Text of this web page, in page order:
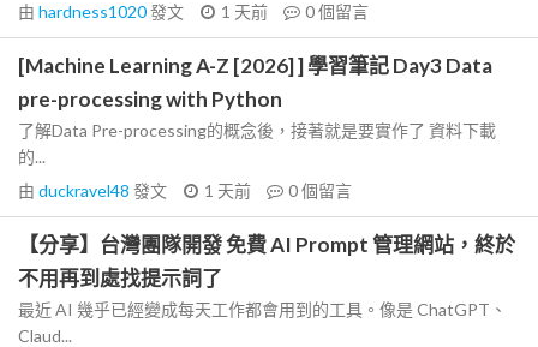
由 hardness1020發文 1 天前 0個留言
[Machine Learning A-Z [2026] ] 學習筆記 Day3 Data
pre-processing with Python
了解Data Pre-processing的概念後，接著就是要實作了 資料下載
的...
由 duckravel48 發文 1 天前 0個留言
【分享】台灣團隊開發 免費 AI Prompt 管理網站，終於
不用再到處找提示詞了
最近 AI 幾乎已經變成每天工作都會用到的工具。像是 ChatGPT、
Claud...